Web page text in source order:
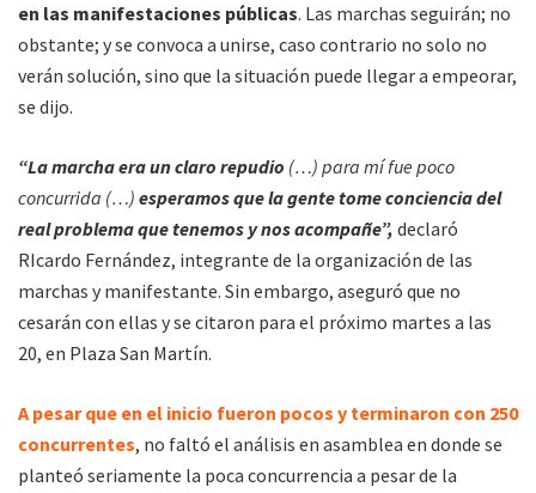
en las manifestaciones públicas. Las marchas seguirán; no
obstante; y se convoca a unirse, caso contrario no solo no
verán solución, sino que la situación puede llegar a empeorar,
se dijo.
“La marcha era un claro repudio (…) para mí fue poco
concurrida (…) esperamos que la gente tome conciencia del
real problema que tenemos y nos acompañe”, declaró
RIcardo Fernández, integrante de la organización de las
marchas y manifestante. Sin embargo, aseguró que no
cesarán con ellas y se citaron para el próximo martes a las
20, en Plaza San Martín.
A pesar que en el inicio fueron pocos y terminaron con 250
concurrentes, no faltó el análisis en asamblea en donde se
planteó seriamente la poca concurrencia a pesar de la